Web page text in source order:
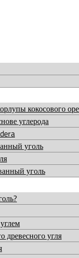
кокосового
углерода
уголь
уголь
древесного угля